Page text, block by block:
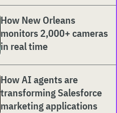
How New Orleans
monitors 2,000+ cameras
in real time
How AI agents are
transforming Salesforce
marketing applications